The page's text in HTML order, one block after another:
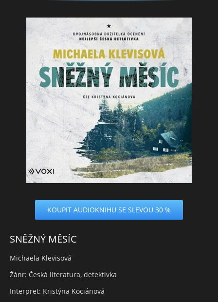
KOUPIT AUDIOKNIHU SE SLEVOU 30 %
SNĚŽNÝ MĚSÍC
Michaela Klevisová
Žánr: Česká literatura, detektivka
Interpret: Kristýna Kociánová